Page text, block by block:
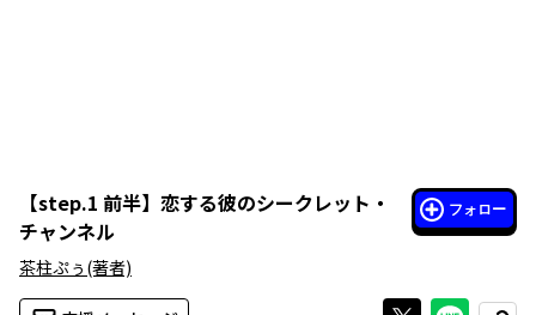
【step.1 前半】 恋する彼のシークレット・
チャンネル
フォロー
茶柱ぷぅ (著者)